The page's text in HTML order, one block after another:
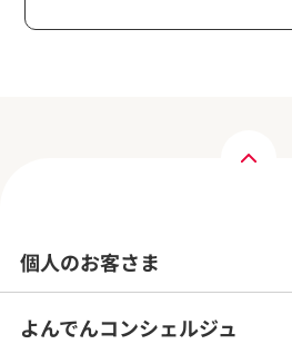
個人のお客さま
よんでんコンシェルジュ